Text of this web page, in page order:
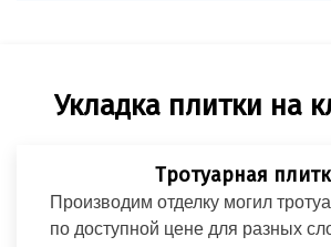
Укладка плитки на
Тротуарная
Производим отделку могил
по доступной цене для разных